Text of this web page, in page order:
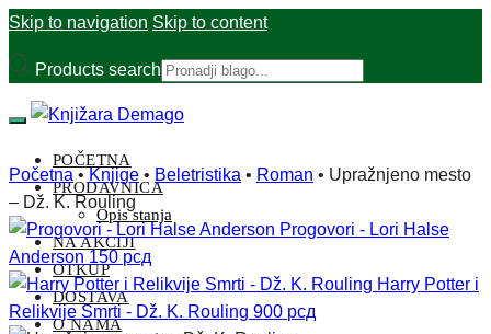
Skip to navigation Skip to content
Products search
POČETNA
PRODAVNICA
Opis stanja
NA AKCIJI
OTKUP
DOSTAVA
O NAMA
Početna • Knjige • Beletristika • Roman • Upražnjeno mesto
– Dž. K. Rouling
Progovori - Lori Halse
Anderson 150 рсд
Harry Potter i
Relikvije Smrti - Dž. K. Rouling 900 рсд